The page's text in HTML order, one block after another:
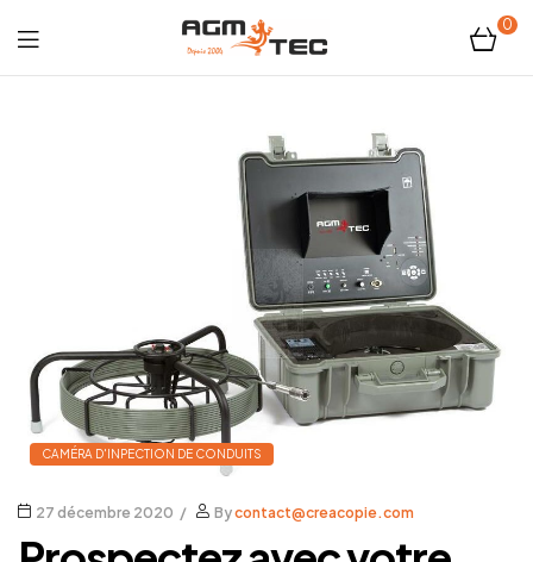
Tubicam®
Caméra
d'inspection
Ø50
mm
0
CAMÉRA D'INPECTION DE CONDUITS
27 décembre 2020 Bycontact@creacopie.com